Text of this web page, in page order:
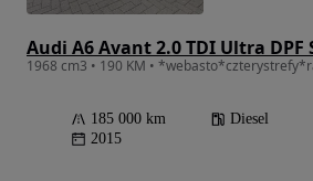
Audi A6 Avant 2.0 TDI Ultra DPF
185 000 km Diesel
2015